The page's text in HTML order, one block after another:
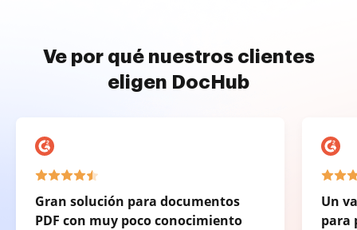
Ve por qué nuestros clientes
eligen DocHub
Gran solución para documentos
PDF con muy poco conocimiento
Un
para